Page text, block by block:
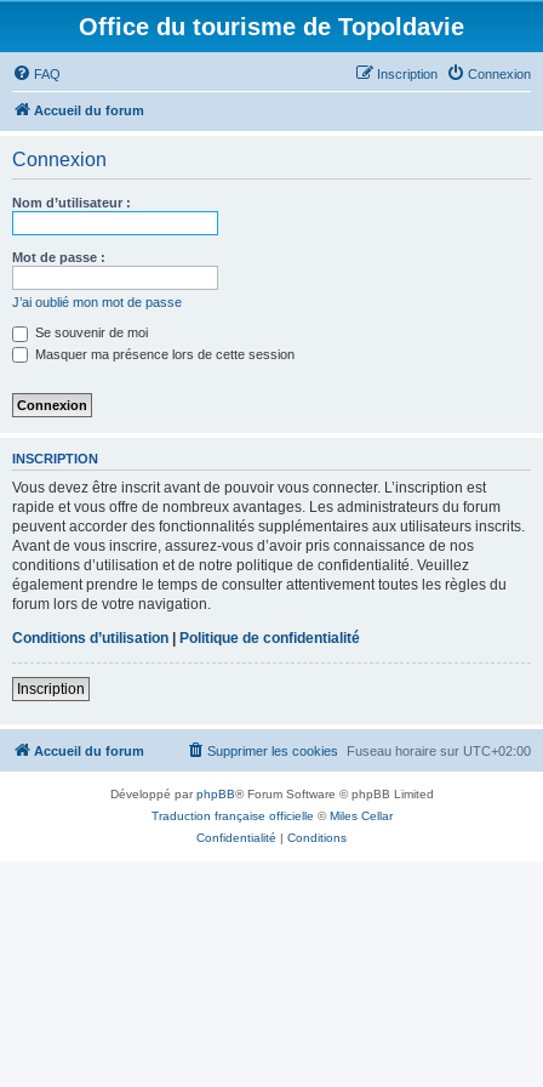
Office du tourisme de Topoldavie
FAQ Connexion
Inscription
Accueil du forum
Connexion
Nom d’utilisateur :
Mot de passe :
J’ai oublié mon mot de passe
Se souvenir de moi
Masquer ma présence lors de cette session
INSCRIPTION
Vous devez être inscrit avant de pouvoir vous connecter. L’inscription est
rapide et vous offre de nombreux avantages. Les administrateurs du forum
peuvent accorder des fonctionnalités supplémentaires aux utilisateurs inscrits.
Avant de vous inscrire, assurez-vous d’avoir pris connaissance de nos
conditions d’utilisation et de notre politique de confidentialité. Veuillez
également prendre le temps de consulter attentivement toutes les règles du
forum lors de votre navigation.
Conditions d’utilisation | Politique de confidentialité
Inscription
Accueil du forum Fuseau horaire sur UTC+02:00
Supprimer les cookies
Développé parphpBB® Forum Software © phpBB Limited
Traduction française officielle ©Miles Cellar
Confidentialité | Conditions